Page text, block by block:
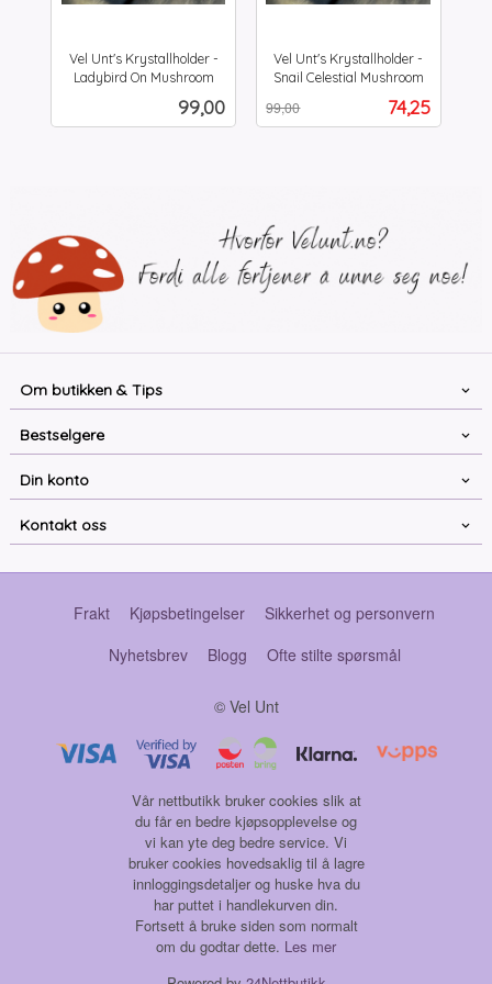
Vel Unt's Krystallholder -
Ladybird On Mushroom
Pris
99,00
Vel Unt's Krystallholder -
Snail Celestial Mushroom
Tilbud
74,25
99,00
mva.
Om butikken & Tips
Bestselgere
Din konto
Kontakt oss
Frakt Kjøpsbetingelser
Sikkerhet og personvern
Nyhetsbrev
Blogg Ofte stilte spørsmål
© Vel Unt
Vår nettbutikk bruker cookies slik at
du får en bedre kjøpsopplevelse og
vi kan yte deg bedre service. Vi
bruker cookies hovedsaklig til å lagre
innloggingsdetaljer og huske hva du
har puttet i handlekurven din.
Fortsett å bruke siden som normalt
om du godtar dette. Les mer